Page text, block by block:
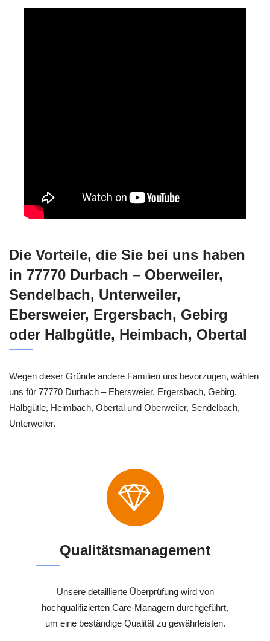
Die Vorteile, die Sie bei uns haben
in 77770 Durbach – Oberweiler,
Sendelbach, Unterweiler,
Ebersweier, Ergersbach, Gebirg
oder Halbgütle, Heimbach, Obertal
Wegen dieser Gründe andere Familien uns bevorzugen, wählen
uns für 77770 Durbach – Ebersweier, Ergersbach, Gebirg,
Halbgütle, Heimbach, Obertal und Oberweiler, Sendelbach,
Unterweiler.
Qualitätsmanagement
Unsere detaillierte Überprüfung wird von
hochqualifizierten Care-Managern durchgeführt,
um eine beständige Qualität zu gewährleisten.